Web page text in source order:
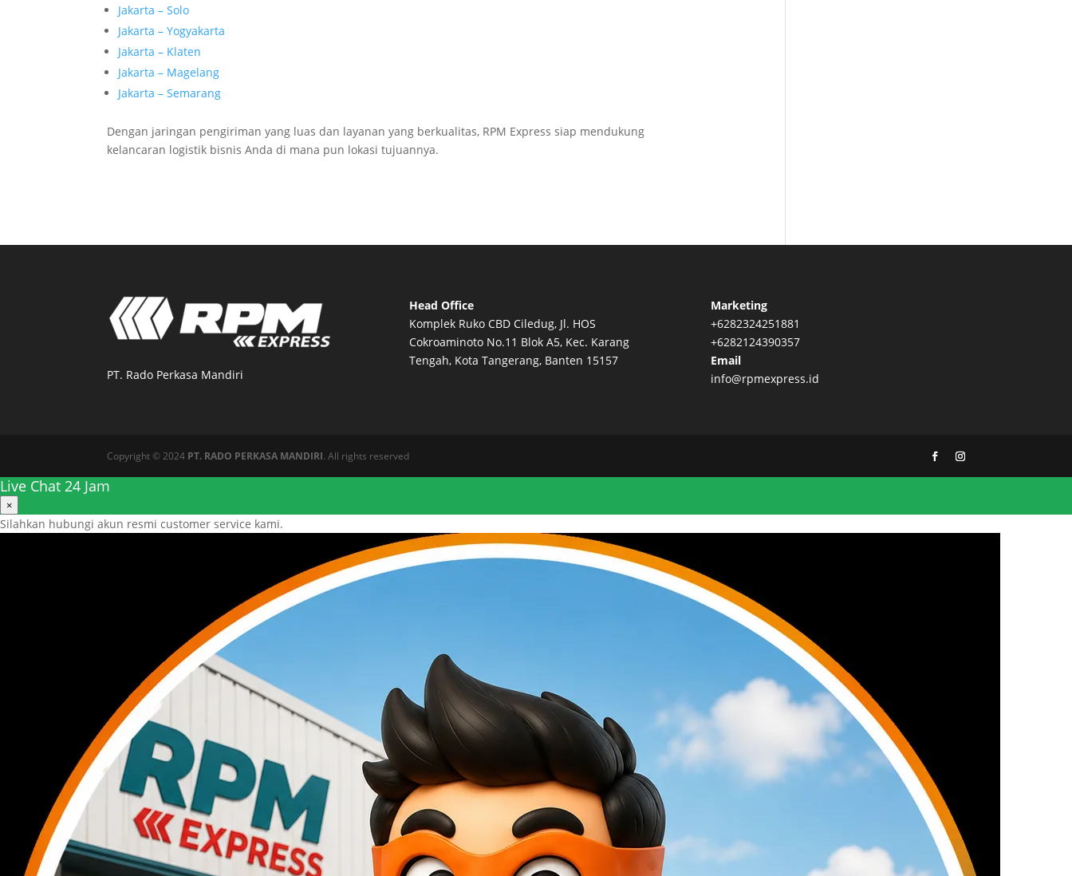
Jakarta – Solo
Jakarta – Yogyakarta
Jakarta – Klaten
Jakarta – Magelang
Jakarta – Semarang
Dengan jaringan pengiriman yang luas dan layanan yang berkualitas, RPM Express siap mendukung
kelancaran logistik bisnis Anda di mana pun lokasi tujuannya.
PT. Rado Perkasa Mandiri
Head Office
Komplek Ruko CBD Ciledug, Jl. HOS
Cokroaminoto No.11 Blok A5, Kec. Karang
Tengah, Kota Tangerang, Banten 15157
Marketing
+6282324251881
+6282124390357
Email
info@rpmexpress.id
Copyright © 2024 PT. RADO PERKASA MANDIRI. All rights reserved
Live Chat 24 Jam
×
Silahkan hubungi akun resmi customer service kami.